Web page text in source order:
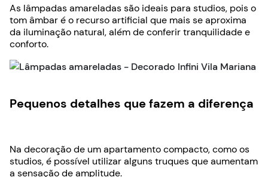
As lâmpadas amareladas são ideais para studios, pois o
tom âmbar é o recurso artificial que mais se aproxima
da iluminação natural, além de conferir tranquilidade e
conforto.
Pequenos detalhes que fazem a diferença
Na decoração de um apartamento compacto, como os
studios, é possível utilizar alguns truques que aumentam
a sensação de amplitude.